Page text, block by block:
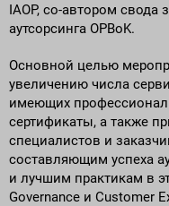
IAOP, со-автором свода
аутсорсинга OPBoK.
Основной целью
увеличению числа
имеющих
сертификаты, а также
специалистов и
составляющим успеха
и лучшим практикам в
Governance и Customer